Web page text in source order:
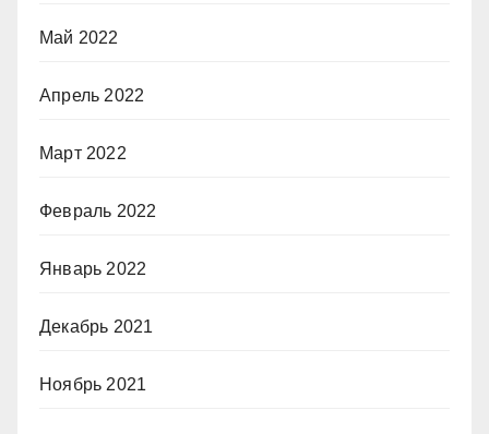
Май 2022
Апрель 2022
Март 2022
Февраль 2022
Январь 2022
Декабрь 2021
Ноябрь 2021